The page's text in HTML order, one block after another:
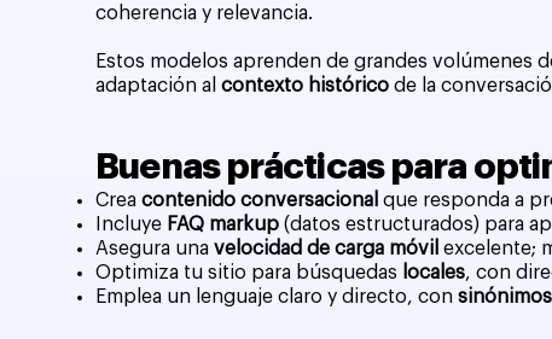
coherencia y relevancia.
Estos modelos aprenden de grandes volúmenes
adaptación alcontexto histórico de la
Buenas prácticas para
Creacontenido conversacional que responda a
Incluye FAQ markup (datos estructurados) para
Asegura unavelocidad de carga móvil excelente;
Optimiza tu sitio para búsquedas locales, con
Emplea un lenguaje claro y directo, con